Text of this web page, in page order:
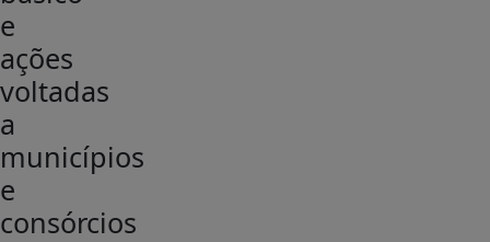
e
ações
voltadas
a
municípios
e
consórcios